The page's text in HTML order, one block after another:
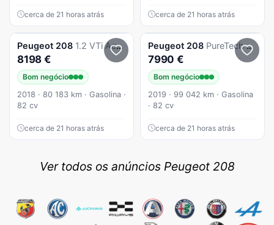
cerca de 21 horas atrás cerca de 21 horas atrás
Peugeot 208 1.2 VTi Active
8198 €
Bom negócio
2018 · 80 183 km · Gasolina ·
82 cv
cerca de 21 horas atrás
Peugeot 208 PureTech 82 Start & Stop Active
7990 €
Bom negócio
2019 · 99 042 km · Gasolina
· 82 cv
cerca de 21 horas atrás
Ver todos os anúncios Peugeot 208